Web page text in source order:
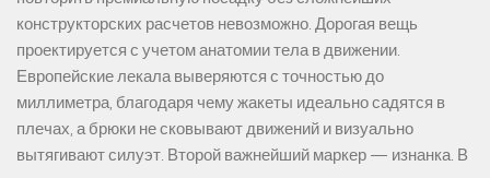
конструкторских расчетов невозможно. Дорогая вещь
проектируется с учетом анатомии тела в движении.
Европейские лекала выверяются с точностью до
миллиметра, благодаря чему жакеты идеально садятся в
плечах, а брюки не сковывают движений и визуально
вытягивают силуэт. Второй важнейший маркер — изнанка. В